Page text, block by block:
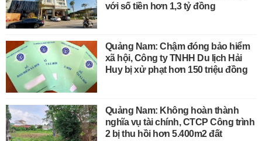
với số tiền hơn 1,3 tỷ đồng
Quảng Nam: Chậm đóng bảo hiểm
xã hội, Công ty TNHH Du lịch Hải
Huy bị xử phạt hơn 150 triệu đồng
Quảng Nam: Không hoàn thành
nghĩa vụ tài chính, CTCP Công trình
2 bị thu hồi hơn 5.400m2 đất